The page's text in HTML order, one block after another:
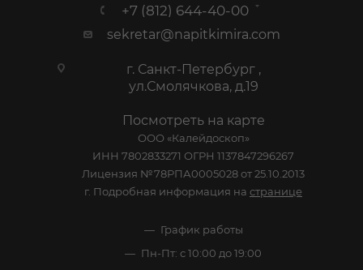
+7 (812) 644-40-00
sekretar@napitkimira.com
г. Санкт-Петербург ,
ул.Смолячкова, д.19
Посмотреть на карте
ООО «Калейдоскоп»
ИНН 7802833271 ОГРН 1137847296267
Лицензия №78РПА0005028 от 25.10.2013
г. Подробная информация на странице
График работы
Пн-Пт: с 10:00 до 19:00